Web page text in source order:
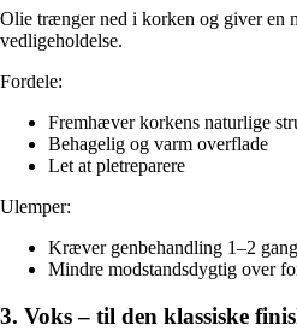
Olie trænger ned i korken og giver en
vedligeholdelse.
Fordele:
Fremhæver korkens naturlige
Behagelig og varm overflade
Let at pletreparere
Ulemper:
Kræver genbehandling 1–2
Mindre modstandsdygtig over
3. Voks – til den klassiske